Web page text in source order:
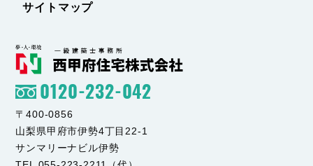
サイトマップ
0120-232-042
〒400-0856
山梨県甲府市伊勢4丁目22-1
サンマリーナビル伊勢